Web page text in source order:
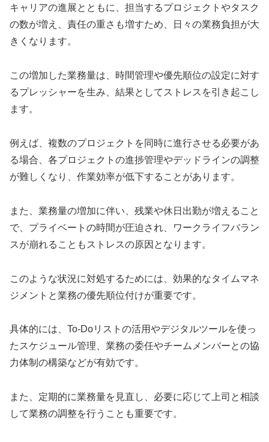
キャリアの進展とともに、担当するプロジェクトやタスク
の数が増え、責任の重さも増すため、日々の業務負担が大
きくなります。
この増加した業務量は、時間管理や優先順位の設定に対す
るプレッシャーを生み、結果としてストレスを引き起こし
ます。
例えば、複数のプロジェクトを同時に進行させる必要があ
る場合、各プロジェクトの進捗管理やデッドラインの調整
が難しくなり、作業効率が低下することがあります。
また、業務量の増加に伴い、残業や休日出勤が増えること
で、プライベートの時間が圧迫され、ワークライフバラン
スが崩れることもストレスの原因となります。
このような状況に対処するためには、効果的なタイムマネ
ジメントと業務の優先順位付けが重要です。
具体的には、To-Doリストの活用やデジタルツールを使っ
たスケジュール管理、業務の委任やチームメンバーとの協
力体制の構築などが有効です。
また、定期的に業務量を見直し、必要に応じて上司と相談
して業務の調整を行うことも重要です。